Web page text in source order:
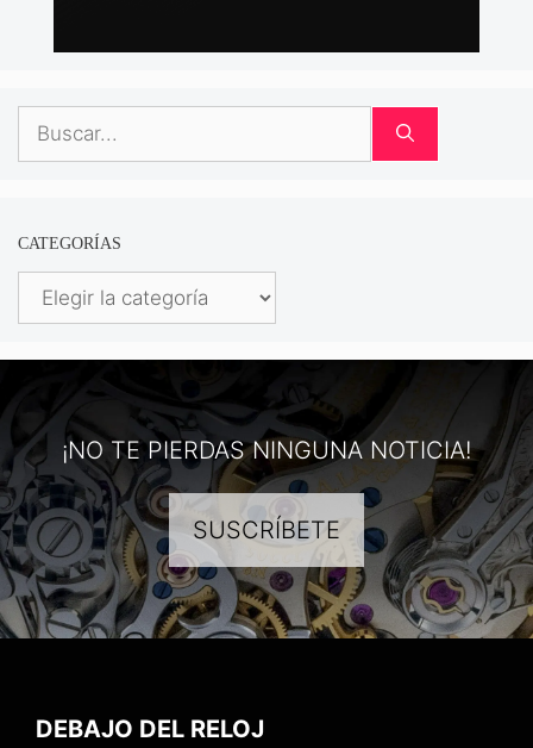
Buscar:
CATEGORÍAS
Categorías
¡NO TE PIERDAS NINGUNA NOTICIA!
SUSCRÍBETE
DEBAJO DEL RELOJ